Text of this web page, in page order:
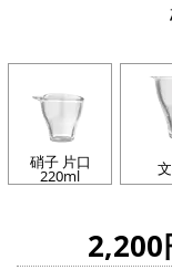
硝子 片口
220ml
2,200